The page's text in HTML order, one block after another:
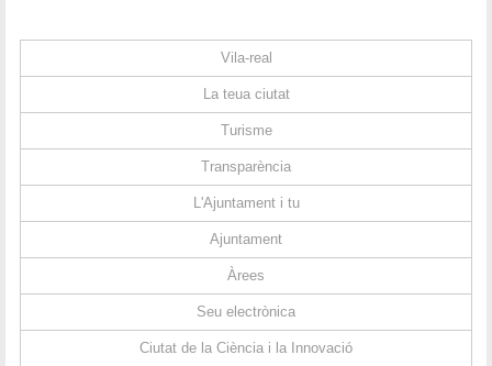
Vila-real
La teua ciutat
Turisme
Transparència
L'Ajuntament i tu
Ajuntament
Àrees
Seu electrònica
Ciutat de la Ciència i la Innovació